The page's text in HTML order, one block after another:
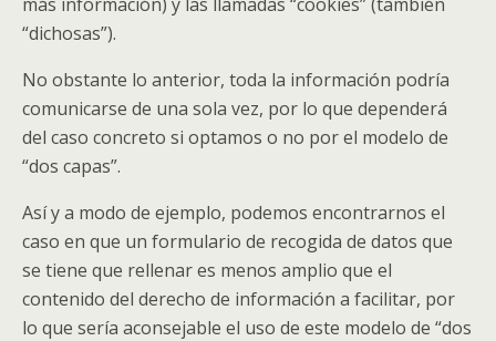
“dichosas”).
No obstante lo anterior, toda la información podría
comunicarse de una sola vez, por lo que dependerá
del caso concreto si optamos o no por el modelo de
“dos capas”.
Así y a modo de ejemplo, podemos encontrarnos el
caso en que un formulario de recogida de datos que
se tiene que rellenar es menos amplio que el
contenido del derecho de información a facilitar, por
lo que sería aconsejable el uso de este modelo de “dos